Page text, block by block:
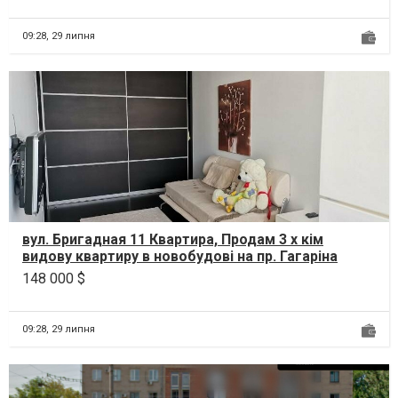
09:28, 29 липня
вул. Бригадная 11 Квартира, Продам 3 х кім
видову квартиру в новобудові на пр. Гагаріна
(Нагірка, ву...
148 000 $
09:28, 29 липня